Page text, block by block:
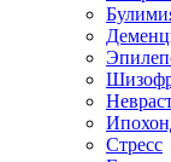
Стресс